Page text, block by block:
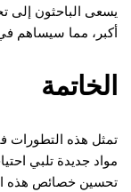
يسعى الباحثون إلى
أكبر، مما سيساهم
الخاتمة
مواد جديدة تلبي
تحسين خصائص هذه